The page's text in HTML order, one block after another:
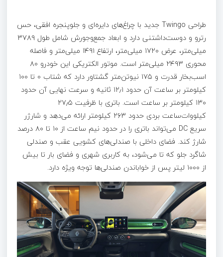
طراحی Twingo جدید با چراغ‌های دایره‌ای و جلوپنجره افقی، حس
رترو و دوست‌داشتنی دارد و ابعاد جمع‌وجورش شامل طول ۳۷۸۹
میلی‌متر، عرض ۱۷۲۰ میلی‌متر، ارتفاع ۱۴۹۱ میلی‌متر و فاصله
محوری ۲۴۹۳ میلی‌متر است. موتور الکتریکی این خودرو ۸۰
اسب‌بخار قدرت و ۱۷۵ نیوتن‌متر گشتاور دارد که شتاب ۰ تا ۱۰۰
کیلومتر بر ساعت آن حدود ۱۲٫۱ ثانیه و سرعت نهایی آن حدود
۱۳۰ کیلومتر بر ساعت است. باتری با ظرفیت ۲۷٫۵
کیلووات‌ساعت بردی حدود ۲۶۳ کیلومتر ارائه می‌دهد و شارژر
سریع DC می‌تواند باتری را در حدود نیم ساعت از ۱۰ تا ۸۰ درصد
شارژ کند. فضای داخلی با صندلی‌های کشویی عقب و صندلی
شاگرد جلو که تا می‌شود، به کاربری شهری و فضای بار تا بیش
از ۱۰۰۰ لیتر پس از خواباندن صندلی‌ها توجه ویژه دارد.